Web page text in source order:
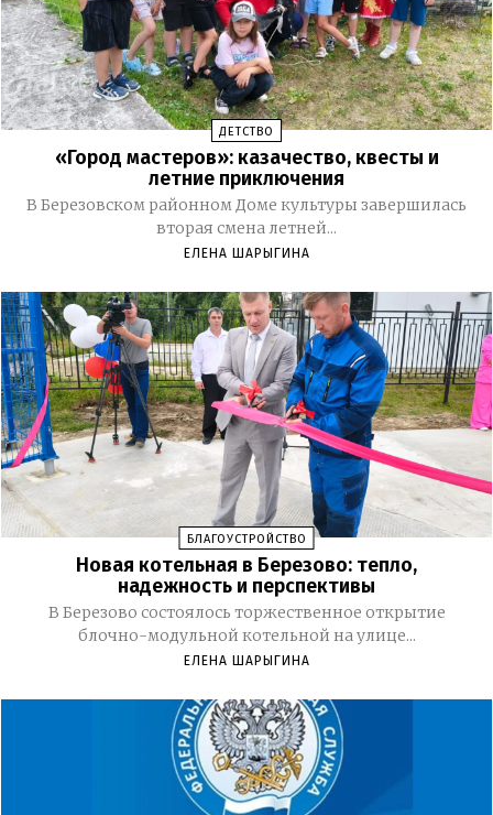
ДЕТСТВО
«Город мастеров»: казачество, квесты и
летние приключения
В Березовском районном Доме культуры завершилась
вторая смена летней...
ЕЛЕНА ШАРЫГИНА
БЛАГОУСТРОЙСТВО
Новая котельная в Березово: тепло,
надежность и перспективы
В Березово состоялось торжественное открытие
блочно-модульной котельной на улице...
ЕЛЕНА ШАРЫГИНА